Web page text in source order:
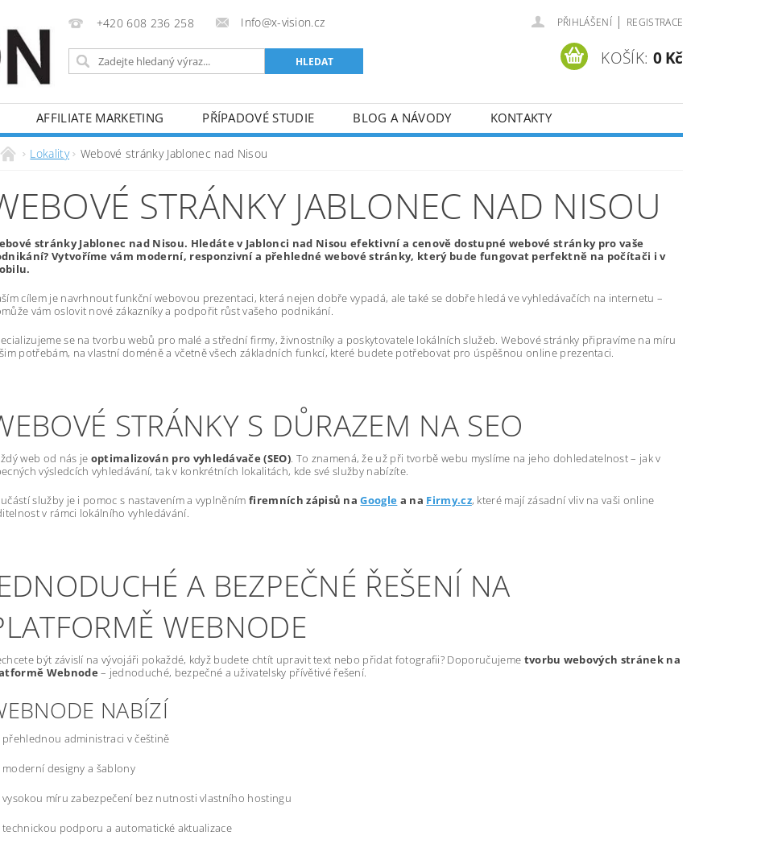
+420 608 236 258 Info@x-vision.cz PŘIHLÁŠENÍ | REGISTRACE
KOŠÍK: 0 Kč
AFFILIATE MARKETING PŘÍPADOVÉ STUDIE BLOG A NÁVODY KONTAKTY
Lokality Webové stránky Jablonec nad Nisou
STRÁNKY JABLONEC NAD NISOU
stránky Jablonec nad Nisou. Hledáte v Jablonci nad Nisou efektivní a cenově dostupné webové stránky pro vaše
Vytvoříme vám moderní, responzivní a přehledné webové stránky, který bude fungovat perfektně na počítači i v
cílem je navrhnout funkční webovou prezentaci, která nejen dobře vypadá, ale také se dobře hledá ve vyhledávačích na internetu –
vám oslovit nové zákazníky a podpořit růst vašeho podnikání.
se na tvorbu webů pro malé a střední firmy, živnostníky a poskytovatele lokálních služeb. Webové stránky připravíme na míru
potřebám, na vlastní doméně a včetně všech základních funkcí, které budete potřebovat pro úspěšnou online prezentaci.
STRÁNKY S DŮRAZEM NA SEO
web od nás je optimalizován pro vyhledávače (SEO). To znamená, že už při tvorbě webu myslíme na jeho dohledatelnost – jak v
výsledcích vyhledávání, tak v konkrétních lokalitách, kde své služby nabízíte.
služby je i pomoc s nastavením a vyplněnímfiremních zápisů naGoogle a na Firmy.cz, které mají zásadní vliv na vaši online
v rámci lokálního vyhledávání.
A BEZPEČNÉ ŘEŠENÍ NA
WEBNODE
být závislí na vývojáři pokaždé, když budete chtít upravit text nebo přidat fotografii? Doporučujeme tvorbu webových stránek na
Webnode – jednoduché, bezpečné a uživatelsky přívětivé řešení.
NABÍZÍ
přehlednou administraci v češtině
moderní designy a šablony
vysokou míru zabezpečení bez nutnosti vlastního hostingu
technickou podporu a automatické aktualizace